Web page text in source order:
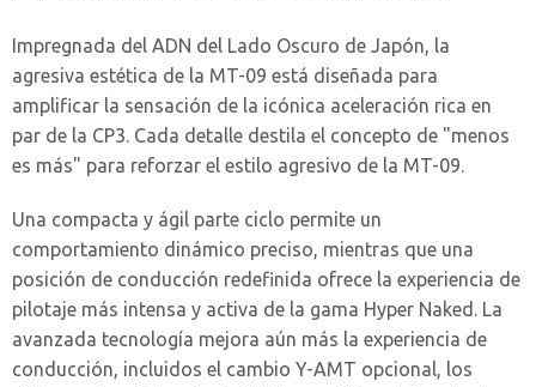
Impregnada del ADN del Lado Oscuro de Japón, la
agresiva estética de la MT-09 está diseñada para
amplificar la sensación de la icónica aceleración rica en
par de la CP3. Cada detalle destila el concepto de "menos
es más" para reforzar el estilo agresivo de la MT-09.
Una compacta y ágil parte ciclo permite un
comportamiento dinámico preciso, mientras que una
posición de conducción redefinida ofrece la experiencia de
pilotaje más intensa y activa de la gama Hyper Naked. La
avanzada tecnología mejora aún más la experiencia de
conducción, incluidos el cambio Y-AMT opcional, los